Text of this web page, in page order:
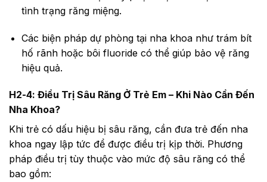
tình trạng răng miệng.
Các biện pháp dự phòng tại nha khoa như trám bít
hố rãnh hoặc bôi fluoride có thể giúp bảo vệ răng
hiệu quả.
H2-4: Điều Trị Sâu Răng Ở Trẻ Em – Khi Nào Cần Đến
Nha Khoa?
Khi trẻ có dấu hiệu bị sâu răng, cần đưa trẻ đến nha
khoa ngay lập tức để được điều trị kịp thời. Phương
pháp điều trị tùy thuộc vào mức độ sâu răng có thể
bao gồm: